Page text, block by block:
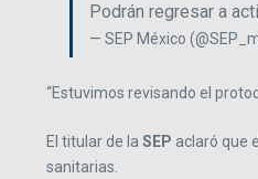
Podrán regresar a
— SEP México
“Estuvimos revisando el
El titular de la SEP aclaró que
sanitarias.